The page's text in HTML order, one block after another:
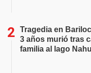
Tragedia en
3 años murió tras
familia al lago